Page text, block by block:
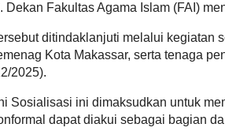
Dekan Fakultas Agama Islam (FAI)
ditindaklanjuti melalui
Kota Makassar, serta tenaga
2025).
Sosialisasi ini dimaksudkan untuk
dapat diakui sebagai bagian